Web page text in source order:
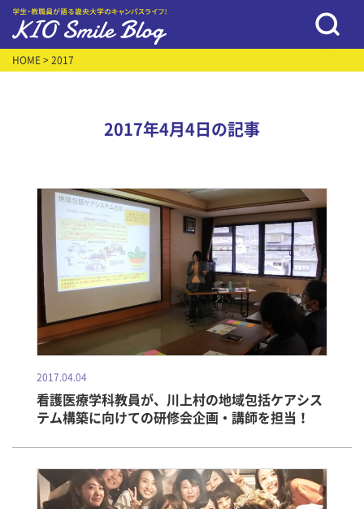
HOME > 2017
2017年4月4日の記事
2017.04.04
看護医療学科教員が、川上村の地域包括ケアシス
テム構築に向けての研修会企画・講師を担当！